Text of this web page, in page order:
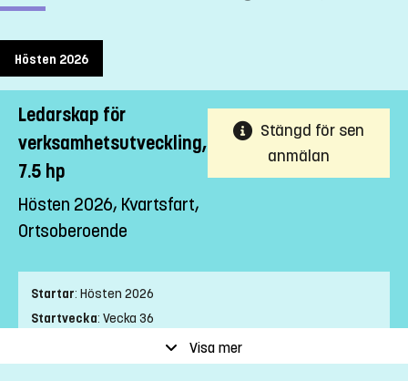
Hösten 2026
Ledarskap för
verksamhetsutveckling,
7.5 hp
Hösten 2026, Kvartsfart,
Ortsoberoende
Stängd för sen
anmälan
Startar: Hösten 2026
Startvecka: Vecka 36
Ort:Ortsoberoende
Visa mer